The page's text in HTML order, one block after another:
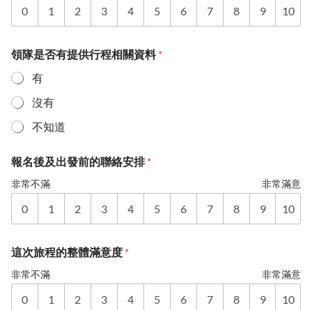
0 1 2 3 4 5 6 7 8 9 10
領隊是否有提供行程相關資料*
有
沒有
不知道
報名後及出發前的聯絡安排*
非常不滿 非常滿意
0 1 2 3 4 5 6 7 8 9 10
這次旅程的整體滿意度 *
非常不滿 非常滿意
0 1 2 3 4 5 6 7 8 9 10